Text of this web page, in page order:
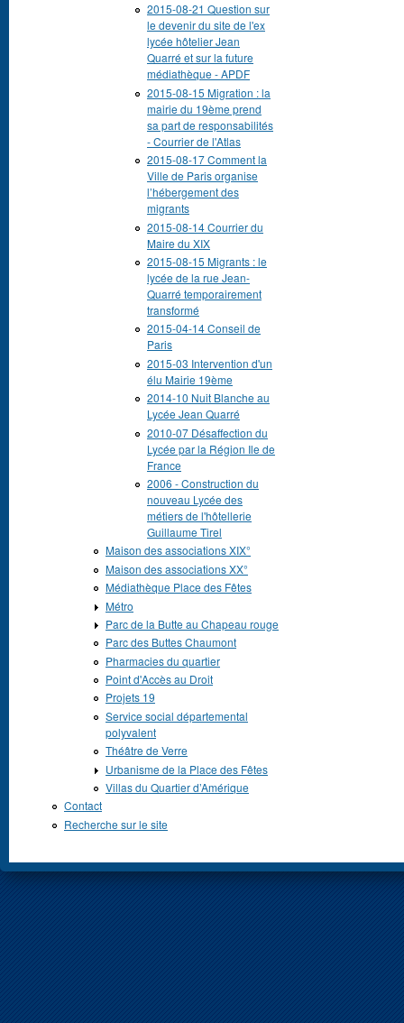
2015-08-21 Question sur
le devenir du site de l'ex
lycée hôtelier Jean
Quarré et sur la future
médiathèque - APDF
2015-08-15 Migration : la
mairie du 19ème prend
sa part de responsabilités
- Courrier de l'Atlas
2015-08-17 Comment la
Ville de Paris organise
l’hébergement des
migrants
2015-08-14 Courrier du
Maire du XIX
2015-08-15 Migrants : le
lycée de la rue Jean-
Quarré temporairement
transformé
2015-04-14 Conseil de
Paris
2015-03 Intervention d'un
élu Mairie 19ème
2014-10 Nuit Blanche au
Lycée Jean Quarré
2010-07 Désaffection du
Lycée par la Région Ile de
France
2006 - Construction du
nouveau Lycée des
métiers de l'hôtellerie
Guillaume Tirel
Maison des associations XIX°
Maison des associations XX°
Médiathèque Place des Fêtes
Métro
Parc de la Butte au Chapeau rouge
Parc des Buttes Chaumont
Pharmacies du quartier
Point d'Accès au Droit
Projets 19
Service social départemental
polyvalent
Théâtre de Verre
Urbanisme de la Place des Fêtes
Villas du Quartier d’Amérique
Contact
Recherche sur le site